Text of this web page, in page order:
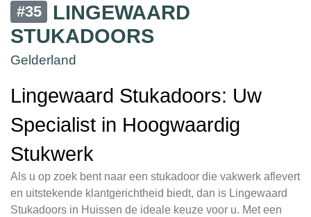
#35
LINGEWAARD
STUKADOORS
Gelderland
Lingewaard Stukadoors: Uw
Specialist in Hoogwaardig
Stukwerk
Als u op zoek bent naar een stukadoor die vakwerk aflevert
en uitstekende klantgerichtheid biedt, dan is Lingewaard
Stukadoors in Huissen de ideale keuze voor u. Met een